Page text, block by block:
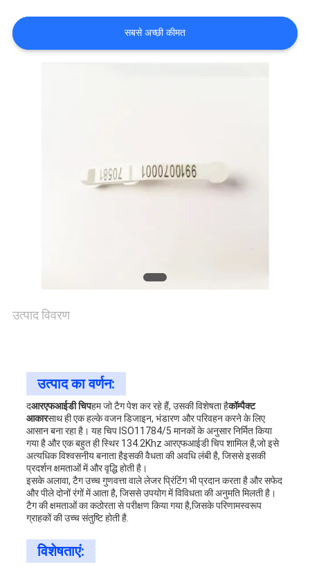
संपर्क
करें
साइटमैप
PRIVACY
POLICY
सबसे अच्छी कीमत
उत्पाद विवरण
उत्पाद का वर्णन:
दआरएफआईडी चिपहम जो टैग पेश कर रहे हैं, उसकी विशेषता हैकॉम्पैक्ट
आकारसाथ ही एक हल्के वजन डिजाइन, भंडारण और परिवहन करने के लिए
आसान बना रहा है। यह चिप ISO11784/5 मानकों के अनुसार निर्मित किया
गया है और एक बहुत ही स्थिर 134.2Khz आरएफआईडी चिप शामिल है,जो इसे
अत्यधिक विश्वसनीय बनाता हैइसकी वैधता की अवधि लंबी है, जिससे इसकी
प्रदर्शन क्षमताओं में और वृद्धि होती है।
इसके अलावा, टैग उच्च गुणवत्ता वाले लेजर प्रिंटिंग भी प्रदान करता है और सफेद
और पीले दोनों रंगों में आता है, जिससे उपयोग में विविधता की अनुमति मिलती है।
टैग की क्षमताओं का कठोरता से परीक्षण किया गया है,जिसके परिणामस्वरूप
ग्राहकों की उच्च संतुष्टि होती है.
विशेषताएं: